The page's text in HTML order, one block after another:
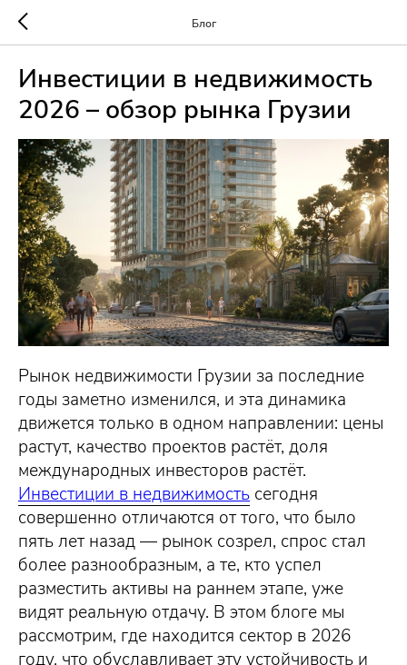
Блог
Инвестиции в недвижимость
2026 – обзор рынка Грузии
Рынок недвижимости Грузии за последние
годы заметно изменился, и эта динамика
движется только в одном направлении: цены
растут, качество проектов растёт, доля
международных инвесторов растёт.
Инвестиции в недвижимость сегодня
совершенно отличаются от того, что было
пять лет назад — рынок созрел, спрос стал
более разнообразным, а те, кто успел
разместить активы на раннем этапе, уже
видят реальную отдачу. В этом блоге мы
рассмотрим, где находится сектор в 2026
году, что обуславливает эту устойчивость и